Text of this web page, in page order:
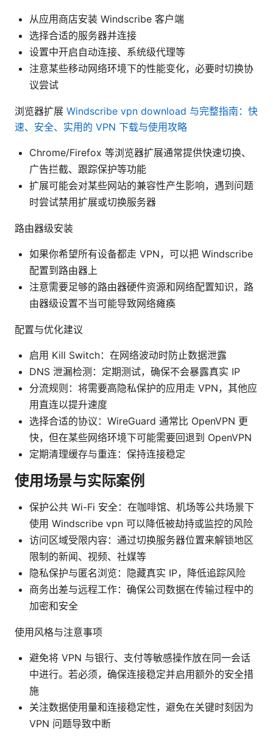
从应用商店安装 Windscribe 客户端
选择合适的服务器并连接
设置中开启自动连接、系统级代理等
注意某些移动网络环境下的性能变化，必要时切换协
议尝试
浏览器扩展 Windscribe vpn download 与完整指南：快
速、安全、实用的 VPN 下载与使用攻略
Chrome/Firefox 等浏览器扩展通常提供快速切换、
广告拦截、跟踪保护等功能
扩展可能会对某些网站的兼容性产生影响，遇到问题
时尝试禁用扩展或切换服务器
路由器级安装
如果你希望所有设备都走 VPN，可以把 Windscribe
配置到路由器上
注意需要足够的路由器硬件资源和网络配置知识，路
由器级设置不当可能导致网络瘫痪
配置与优化建议
启用 Kill Switch：在网络波动时防止数据泄露
DNS 泄漏检测：定期测试，确保不会暴露真实 IP
分流规则：将需要高隐私保护的应用走 VPN，其他应
用直连以提升速度
选择合适的协议：WireGuard 通常比 OpenVPN 更
快，但在某些网络环境下可能需要回退到 OpenVPN
定期清理缓存与重连：保持连接稳定
使用场景与实际案例
保护公共 Wi-Fi 安全：在咖啡馆、机场等公共场景下
使用 Windscribe vpn 可以降低被劫持或监控的风险
访问区域受限内容：通过切换服务器位置来解锁地区
限制的新闻、视频、社媒等
隐私保护与匿名浏览：隐藏真实 IP，降低追踪风险
商务出差与远程工作：确保公司数据在传输过程中的
加密和安全
使用风格与注意事项
避免将 VPN 与银行、支付等敏感操作放在同一会话
中进行。若必须，确保连接稳定并启用额外的安全措
施
关注数据使用量和连接稳定性，避免在关键时刻因为
VPN 问题导致中断